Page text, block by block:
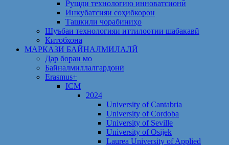
Рушди технологию инноватсионӣ
Инкубатсияи соҳибкорон
Ташкили чорабиниҳо
Шуъбаи технологияи иттилоотии шабакавӣ
Китобхона
МАРКАЗИ БАЙНАЛМИЛАЛӢ
Дар бораи мо
Байналмиллалгардонӣ
Erasmus+
ICM
2024
University of Cantabria
University of Cordoba
University of Seville
University of Osijek
Laurea University of Applied